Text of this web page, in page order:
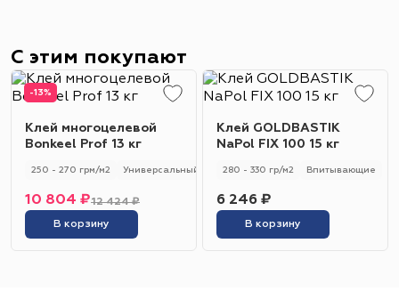
С этим покупают
-13%
Клей многоцелевой
Bonkeel Prof 13 кг
250 - 270 грм/м2 Универсальный 250 - 270 гр/м2
12 424 ₽
10 804 ₽
В корзину
Клей GOLDBASTIK
NaPol FIX 100 15 кг
280 - 330 гр/м2 Впитывающие
6 246 ₽
В корзину